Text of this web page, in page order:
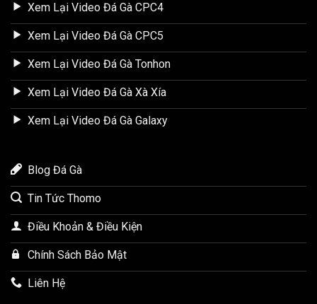
Xem Lại Video Đá Gà CPC4
Xem Lại Video Đá Gà CPC5
Xem Lại Video Đá Gà Tonhon
Xem Lại Video Đá Gà Xà Xía
Xem Lại Video Đá Gà Galaxy
Blog Đá Gà
Tin Tức Thomo
Điều Khoản & Điều Kiện
Chính Sách Bảo Mật
Liên Hệ